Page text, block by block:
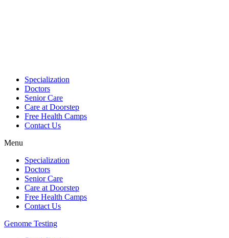
Specialization
Doctors
Senior Care
Care at Doorstep
Free Health Camps
Contact Us
Menu
Specialization
Doctors
Senior Care
Care at Doorstep
Free Health Camps
Contact Us
Genome Testing